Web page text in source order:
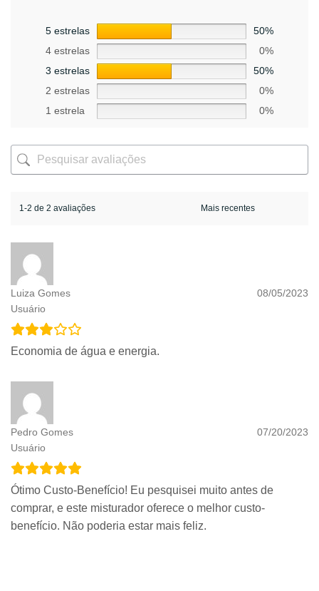
5 estrelas
50%
4 estrelas
0%
3 estrelas
50%
2 estrelas
0%
1 estrela
0%
1-2 de 2 avaliações
Luiza Gomes
Usuário
08/05/2023
Economia de água e energia.
Pedro Gomes
Usuário
07/20/2023
Ótimo Custo-Benefício! Eu pesquisei muito antes de
comprar, e este misturador oferece o melhor custo-
benefício. Não poderia estar mais feliz.